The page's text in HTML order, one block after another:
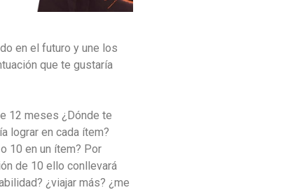
en el futuro y une los
que te gustaría
12 meses ¿Dónde te
lograr en cada ítem?
10 en un ítem? Por
de 10 ello conllevará
¿viajar más? ¿me